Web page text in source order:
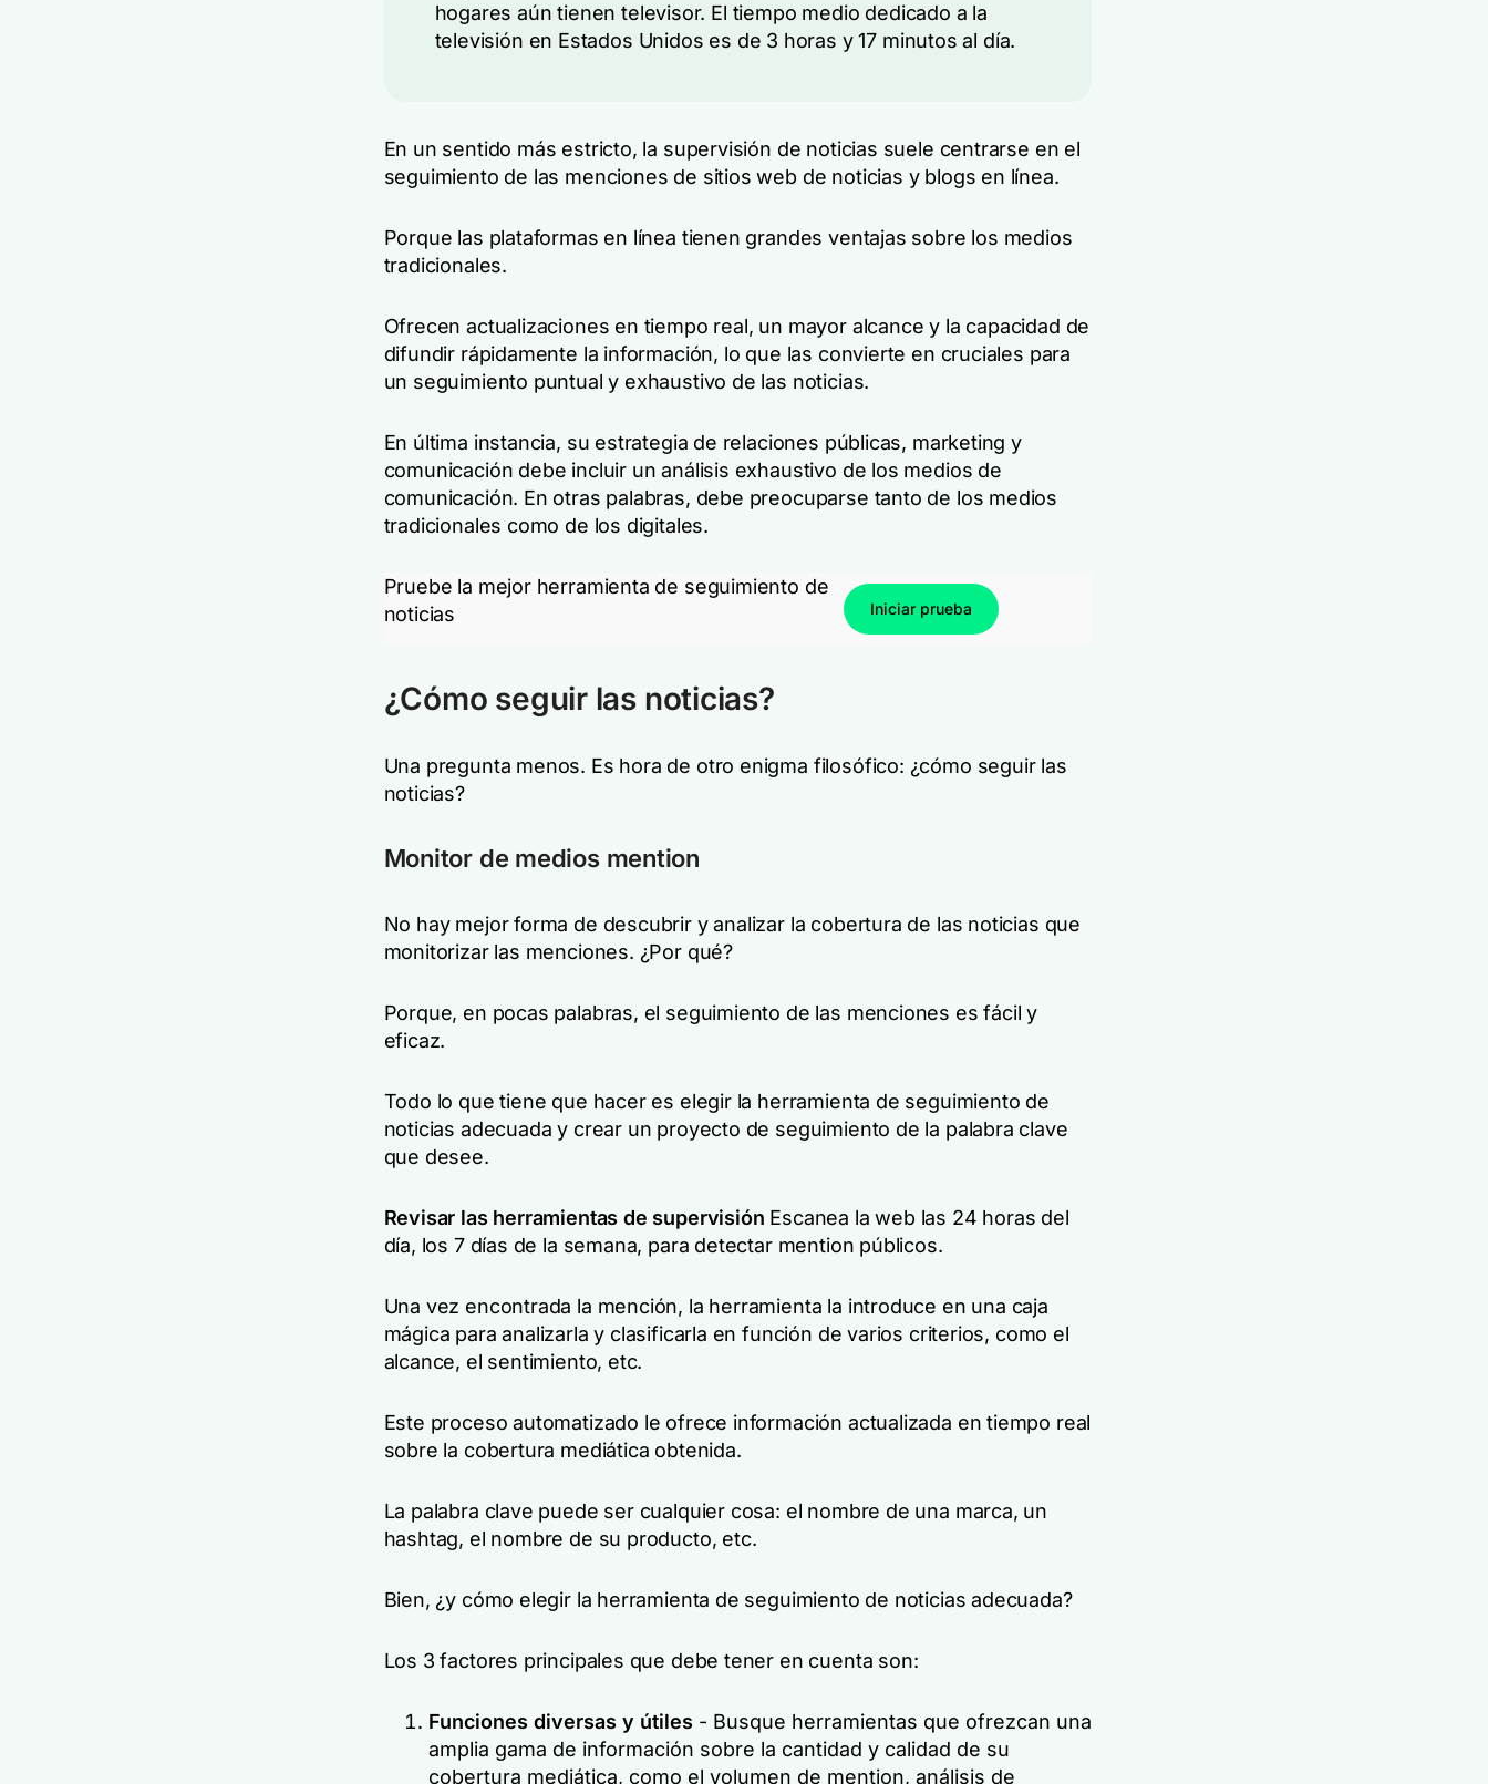
hogares aún tienen televisor. El tiempo medio dedicado a la
televisión en Estados Unidos es de 3 horas y 17 minutos al día.
En un sentido más estricto, la supervisión de noticias suele centrarse en el
seguimiento de las menciones de sitios web de noticias y blogs en línea.
Porque las plataformas en línea tienen grandes ventajas sobre los medios
tradicionales.
Ofrecen actualizaciones en tiempo real, un mayor alcance y la capacidad de
difundir rápidamente la información, lo que las convierte en cruciales para
un seguimiento puntual y exhaustivo de las noticias.
En última instancia, su estrategia de relaciones públicas, marketing y
comunicación debe incluir un análisis exhaustivo de los medios de
comunicación. En otras palabras, debe preocuparse tanto de los medios
tradicionales como de los digitales.
Pruebe la mejor herramienta de seguimiento de
noticias
Iniciar prueba
¿Cómo seguir las noticias?
Una pregunta menos. Es hora de otro enigma filosófico: ¿cómo seguir las
noticias?
Monitor de medios mention
No hay mejor forma de descubrir y analizar la cobertura de las noticias que
monitorizar las menciones. ¿Por qué?
Porque, en pocas palabras, el seguimiento de las menciones es fácil y
eficaz.
Todo lo que tiene que hacer es elegir la herramienta de seguimiento de
noticias adecuada y crear un proyecto de seguimiento de la palabra clave
que desee.
Revisar las herramientas de supervisión Escanea la web las 24 horas del
día, los 7 días de la semana, para detectar mention públicos.
Una vez encontrada la mención, la herramienta la introduce en una caja
mágica para analizarla y clasificarla en función de varios criterios, como el
alcance, el sentimiento, etc.
Este proceso automatizado le ofrece información actualizada en tiempo real
sobre la cobertura mediática obtenida.
La palabra clave puede ser cualquier cosa: el nombre de una marca, un
hashtag, el nombre de su producto, etc.
Bien, ¿y cómo elegir la herramienta de seguimiento de noticias adecuada?
Los 3 factores principales que debe tener en cuenta son:
Funciones diversas y útiles - Busque herramientas que ofrezcan una
amplia gama de información sobre la cantidad y calidad de su
cobertura mediática, como el volumen de mention, análisis de